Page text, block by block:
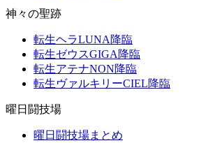
神々の聖跡
転生ヘラLUNA降臨
転生ゼウスGIGA降臨
転生アテナNON降臨
転生ヴァルキリーCIEL降臨
曜日闘技場
曜日闘技場まとめ